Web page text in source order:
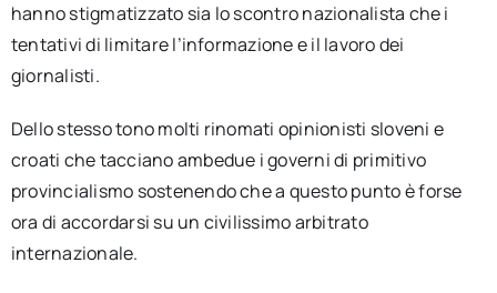
hanno stigmatizzato sia lo scontro nazionalista che i
tentativi di limitare l’informazione e il lavoro dei
giornalisti.
Dello stesso tono molti rinomati opinionisti sloveni e
croati che tacciano ambedue i governi di primitivo
provincialismo sostenendo che a questo punto è forse
ora di accordarsi su un civilissimo arbitrato
internazionale.